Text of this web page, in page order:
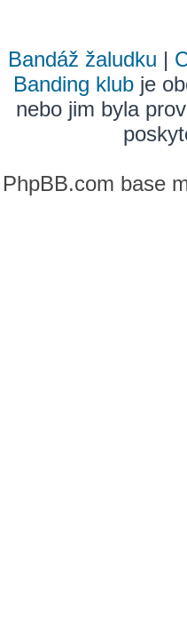
Bandáž žaludku |
Banding klub je
nebo jim byla
PhpBB.com base